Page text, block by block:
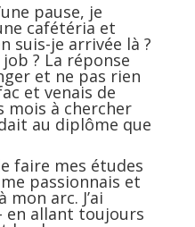
pause, je
cafétéria et
suis-je arrivée là ?
? La réponse
et ne pas rien
et venais de
mois à chercher
au diplôme que
faire mes études
passionnais et
arc. J’ai
en allant toujours